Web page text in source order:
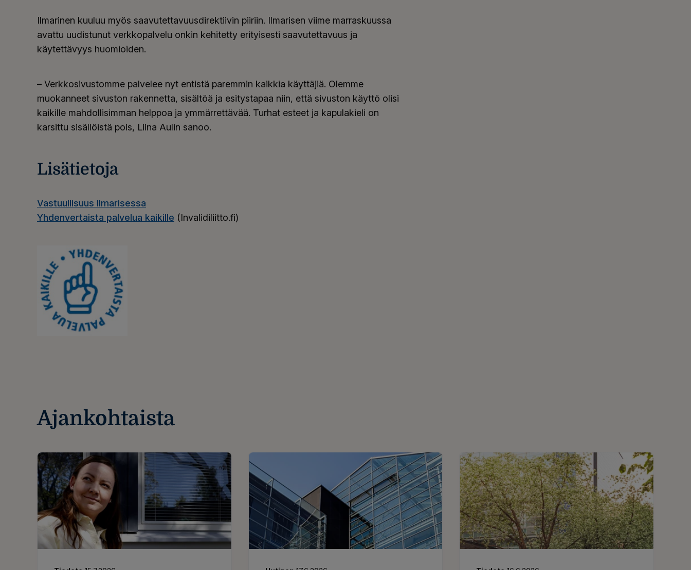
Ilmarinen kuuluu myös saavutettavuusdirektiivin piiriin. Ilmarisen viime marraskuussa
avattu uudistunut verkkopalvelu onkin kehitetty erityisesti saavutettavuus ja
käytettävyys huomioiden.
– Verkkosivustomme palvelee nyt entistä paremmin kaikkia käyttäjiä. Olemme
muokanneet sivuston rakennetta, sisältöä ja esitystapaa niin, että sivuston käyttö olisi
kaikille mahdollisimman helppoa ja ymmärrettävää. Turhat esteet ja kapulakieli on
karsittu sisällöistä pois, Liina Aulin sanoo.
Lisätietoja
Vastuullisuus Ilmarisessa
Yhdenvertaista palvelua kaikille (Invalidiliitto.fi)
Ajankohtaista